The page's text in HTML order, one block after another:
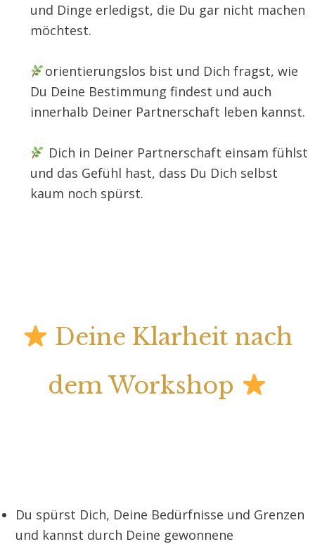
und Dinge erledigst, die Du gar nicht machen
möchtest.
orientierungslos bist und Dich fragst, wie
Du Deine Bestimmung findest und auch
innerhalb Deiner Partnerschaft leben kannst.
Dich in Deiner Partnerschaft einsam fühlst
und das Gefühl hast, dass Du Dich selbst
kaum noch spürst.
Deine Klarheit nach
dem Workshop
Du spürst Dich, Deine Bedürfnisse und Grenzen
und kannst durch Deine gewonnene